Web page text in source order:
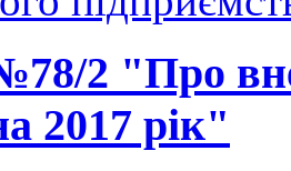
2 "Про
2017 рік"